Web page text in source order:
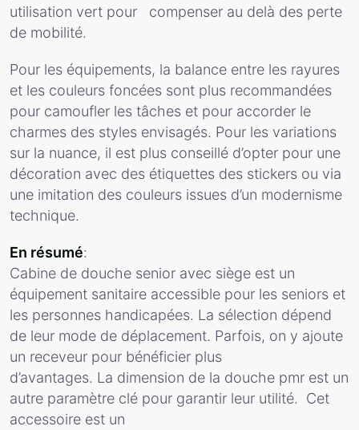
utilisation vert pour compenser au delà des perte
de mobilité.
Pour les équipements, la balance entre les rayures
et les couleurs foncées sont plus recommandées
pour camoufler les tâches et pour accorder le
charmes des styles envisagés. Pour les variations
sur la nuance, il est plus conseillé d’opter pour une
décoration avec des étiquettes des stickers ou via
une imitation des couleurs issues d’un modernisme
technique.
En résumé:
Cabine de douche senior avec siège est un
équipement sanitaire accessible pour les seniors et
les personnes handicapées. La sélection dépend
de leur mode de déplacement. Parfois, on y ajoute
un receveur pour bénéficier plus
d’avantages. La dimension de la douche pmr est un
autre paramètre clé pour garantir leur utilité. Cet
accessoire est un